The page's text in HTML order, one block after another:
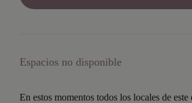
Espacios no disponible
En estos momentos todos los locales de